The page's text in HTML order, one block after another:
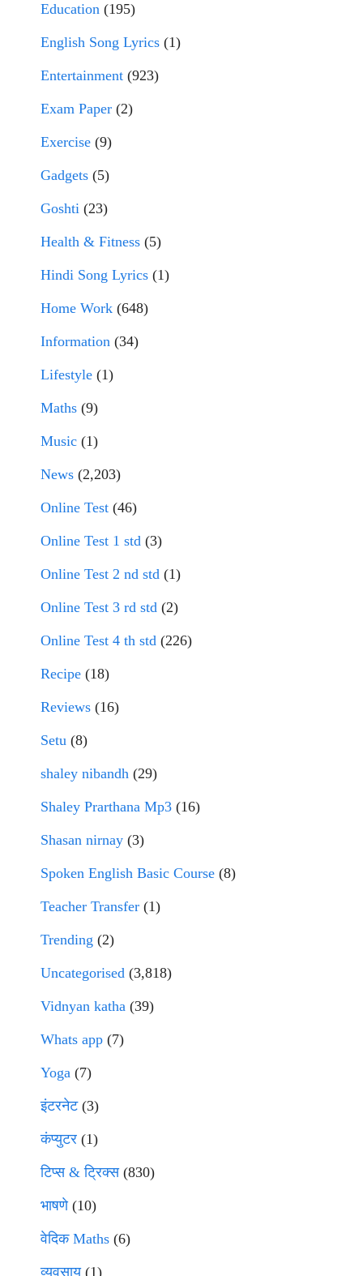
Education (195)
English Song Lyrics (1)
Entertainment (923)
Exam Paper (2)
Exercise (9)
Gadgets (5)
Goshti (23)
Health & Fitness (5)
Hindi Song Lyrics (1)
Home Work (648)
Information (34)
Lifestyle (1)
Maths (9)
Music (1)
News (2,203)
Online Test (46)
Online Test 1 std (3)
Online Test 2 nd std (1)
Online Test 3 rd std (2)
Online Test 4 th std (226)
Recipe (18)
Reviews (16)
Setu (8)
shaley nibandh (29)
Shaley Prarthana Mp3 (16)
Shasan nirnay (3)
Spoken English Basic Course (8)
Teacher Transfer (1)
Trending (2)
Uncategorised (3,818)
Vidnyan katha (39)
Whats app (7)
Yoga (7)
इंटरनेट(3)
कंप्युटर (1)
टिप्स & ट्रिक्स(830)
भाषणे(10)
वेदिक Maths (6)
व्यवसाय(1)